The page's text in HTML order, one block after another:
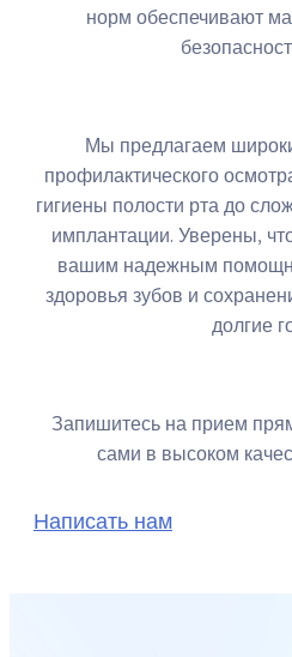
норм обеспечивают
Мы предлагаем
профилактического
гигиены полости рта до
имплантации. Уверены,
вашим надежным
здоровья зубов и
долгие
Запишитесь на прием
сами в высоком
Написать нам